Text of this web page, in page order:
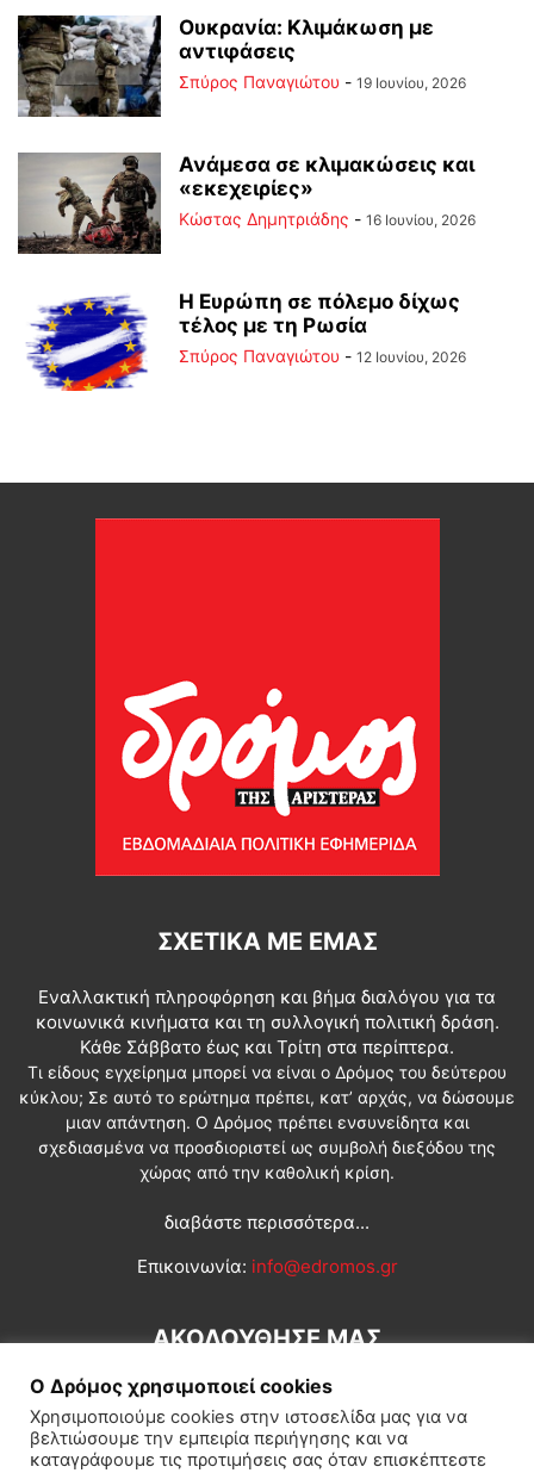
Ουκρανία: Κλιμάκωση με
αντιφάσεις
Σπύρος Παναγιώτου - 19 Ιουνίου, 2026
Ανάμεσα σε κλιμακώσεις και
«εκεχειρίες»
Kώστας Δημητριάδης - 16 Ιουνίου, 2026
Η Ευρώπη σε πόλεμο δίχως
τέλος με τη Ρωσία
Σπύρος Παναγιώτου - 12 Ιουνίου, 2026
ΣΧΕΤΙΚΆ ΜΕ ΕΜΆΣ
Εναλλακτική πληροφόρηση και βήμα διαλόγου για τα
κοινωνικά κινήματα και τη συλλογική πολιτική δράση.
Κάθε Σάββατο έως και Τρίτη στα περίπτερα.
Τι είδους εγχείρημα μπορεί να είναι ο Δρόμος του δεύτερου
κύκλου; Σε αυτό το ερώτημα πρέπει, κατ’ αρχάς, να δώσουμε
μιαν απάντηση. Ο Δρόμος πρέπει ενσυνείδητα και
σχεδιασμένα να προσδιοριστεί ως συμβολή διεξόδου της
χώρας από την καθολική κρίση.
διαβάστε περισσότερα...
Επικοινωνία: info@edromos.gr
ΑΚΟΛΟΥΘΗΣΕ ΜΑΣ
Ο Δρόμος χρησιμοποιεί cookies
Χρησιμοποιούμε cookies στην ιστοσελίδα μας για να
βελτιώσουμε την εμπειρία περιήγησης και να
καταγράφουμε τις προτιμήσεις σας όταν επισκέπτεστε